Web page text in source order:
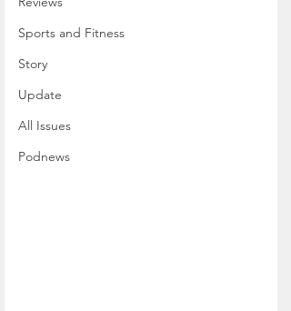
Sports and Fitness
Story
Update
All Issues
Podnews